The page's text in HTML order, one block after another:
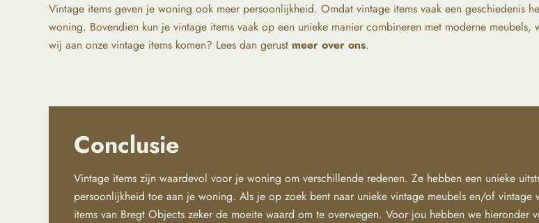
Vintage items geven je woning ook meer persoonlijkheid. Omdat vintage items vaak een geschiedenis
woning. Bovendien kun je vintage items vaak op een unieke manier combineren met moderne
wij aan onze vintage items komen? Lees dan gerust meer over ons.
Conclusie
Vintage items zijn waardevol voor je woning om verschillende redenen. Ze hebben een unieke
persoonlijkheid toe aan je woning. Als je op zoek bent naar unieke vintage meubels en/of
items van Bregt Objects zeker de moeite waard om te overwegen. Voor jou hebben we hieronder